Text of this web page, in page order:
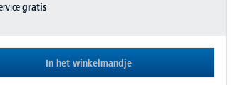
gratis
In het winkelmandje